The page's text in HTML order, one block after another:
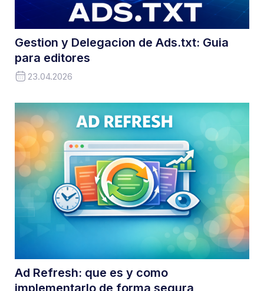
Gestion y Delegacion de Ads.txt: Guia
para editores
23.04.2026
Ad Refresh: que es y como
implementarlo de forma segura